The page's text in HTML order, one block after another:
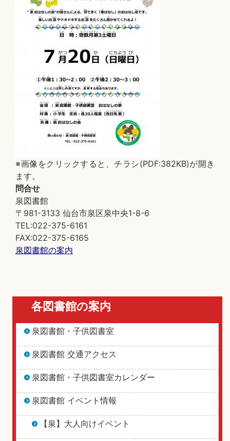
※画像をクリックすると、チラシ(PDF:382KB)が開き
ます。
問合せ
泉図書館
〒981-3133 仙台市泉区泉中央1-8-6
TEL:022-375-6161
FAX:022-375-6165
泉図書館の案内
各図書館の案内
泉図書館・子供図書室
泉図書館 交通アクセス
泉図書館・子供図書室カレンダー
泉図書館 イベント情報
【泉】大人向けイベント